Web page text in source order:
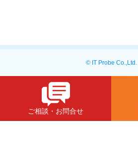
© IT Probe Co.,Ltd.
ご相談・お問合せ